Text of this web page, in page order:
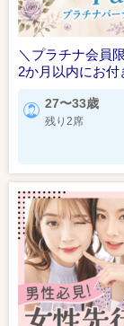
＼プラチナ会員
2か月以内にお
27〜33歳
残り2席